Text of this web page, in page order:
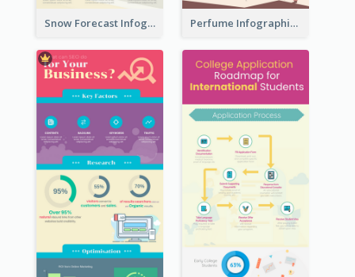
Snow Forecast Infographic Perfume Infographic